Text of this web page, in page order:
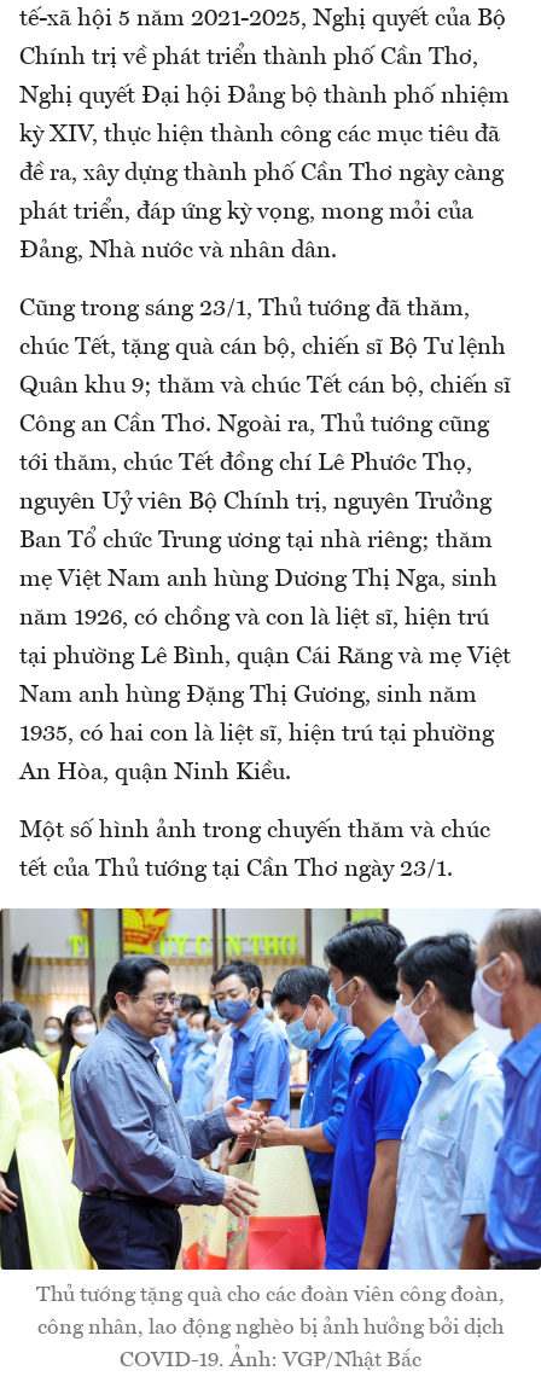
tế-xã hội 5 năm 2021-2025, Nghị quyết của Bộ
Chính trị về phát triển thành phố Cần Thơ,
Nghị quyết Đại hội Đảng bộ thành phố nhiệm
kỳ XIV, thực hiện thành công các mục tiêu đã
đề ra, xây dựng thành phố Cần Thơ ngày càng
phát triển, đáp ứng kỳ vọng, mong mỏi của
Đảng, Nhà nước và nhân dân.
Cũng trong sáng 23/1, Thủ tướng đã thăm,
chúc Tết, tặng quà cán bộ, chiến sĩ Bộ Tư lệnh
Quân khu 9; thăm và chúc Tết cán bộ, chiến sĩ
Công an Cần Thơ. Ngoài ra, Thủ tướng cũng
tới thăm, chúc Tết đồng chí Lê Phước Thọ,
nguyên Uỷ viên Bộ Chính trị, nguyên Trưởng
Ban Tổ chức Trung ương tại nhà riêng; thăm
mẹ Việt Nam anh hùng Dương Thị Nga, sinh
năm 1926, có chồng và con là liệt sĩ, hiện trú
tại phường Lê Bình, quận Cái Răng và mẹ Việt
Nam anh hùng Đặng Thị Gương, sinh năm
1935, có hai con là liệt sĩ, hiện trú tại phường
An Hòa, quận Ninh Kiều.
Một số hình ảnh trong chuyến thăm và chúc
tết của Thủ tướng tại Cần Thơ ngày 23/1.
Thủ tướng tặng quà cho các đoàn viên công đoàn,
công nhân, lao động nghèo bị ảnh hưởng bởi dịch
COVID-19. Ảnh: VGP/Nhật Bắc